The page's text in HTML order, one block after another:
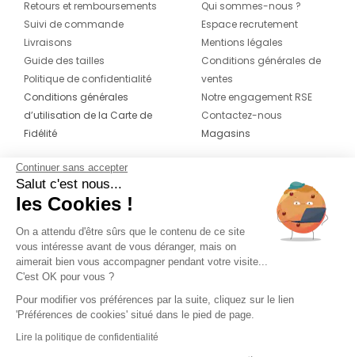
Retours et remboursements
Suivi de commande
Livraisons
Guide des tailles
Politique de confidentialité
Conditions générales
d’utilisation de la Carte de
Fidélité
Qui sommes-nous ?
Espace recrutement
Mentions légales
Conditions générales de
ventes
Notre engagement RSE
Contactez-nous
Magasins
CONTACT
04 42 20 78 42
Du lundi au jeudi de 8h30 à 16h30 & le
vendredi de 8h30 à 15h30
Continuer sans accepter
Salut c'est nous...
les Cookies !
On a attendu d'être sûrs que le contenu de ce site
vous intéresse avant de vous déranger, mais on
aimerait bien vous accompagner pendant votre visite...
C'est OK pour vous ?
Pour modifier vos préférences par la suite, cliquez sur le lien
'Préférences de cookies' situé dans le pied de page.
Lire la politique de confidentialité